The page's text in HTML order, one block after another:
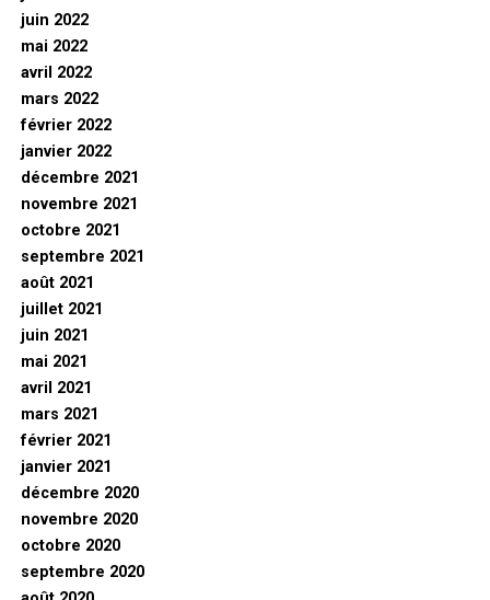
juin 2022
mai 2022
avril 2022
mars 2022
février 2022
janvier 2022
décembre 2021
novembre 2021
octobre 2021
septembre 2021
août 2021
juillet 2021
juin 2021
mai 2021
avril 2021
mars 2021
février 2021
janvier 2021
décembre 2020
novembre 2020
octobre 2020
septembre 2020